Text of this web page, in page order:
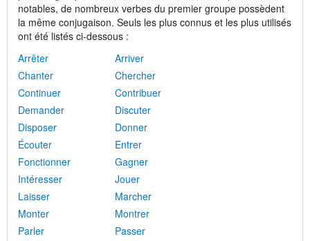
notables, de nombreux verbes du premier groupe possèdent
la même conjugaison. Seuls les plus connus et les plus utilisés
ont été listés ci-dessous :
Arrêter
Arriver
Chanter
Chercher
Continuer
Contribuer
Demander
Discuter
Disposer
Donner
Écouter
Entrer
Fonctionner
Gagner
Intéresser
Jouer
Laisser
Marcher
Monter
Montrer
Parler
Passer